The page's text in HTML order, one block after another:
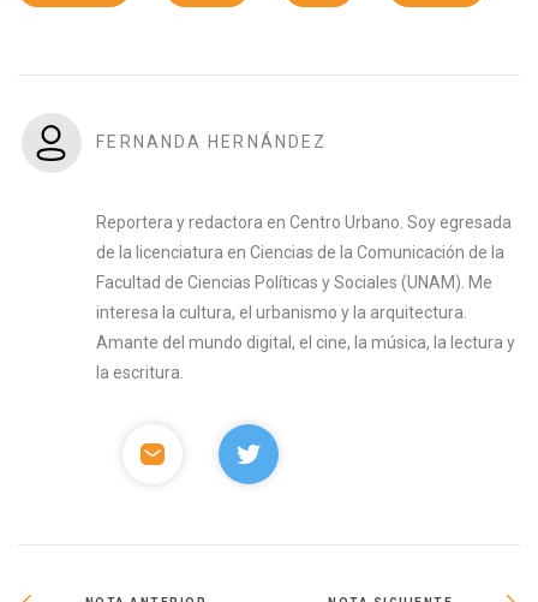
FERNANDA HERNÁNDEZ
Reportera y redactora en Centro Urbano. Soy egresada
de la licenciatura en Ciencias de la Comunicación de la
Facultad de Ciencias Políticas y Sociales (UNAM). Me
interesa la cultura, el urbanismo y la arquitectura.
Amante del mundo digital, el cine, la música, la lectura y
la escritura.